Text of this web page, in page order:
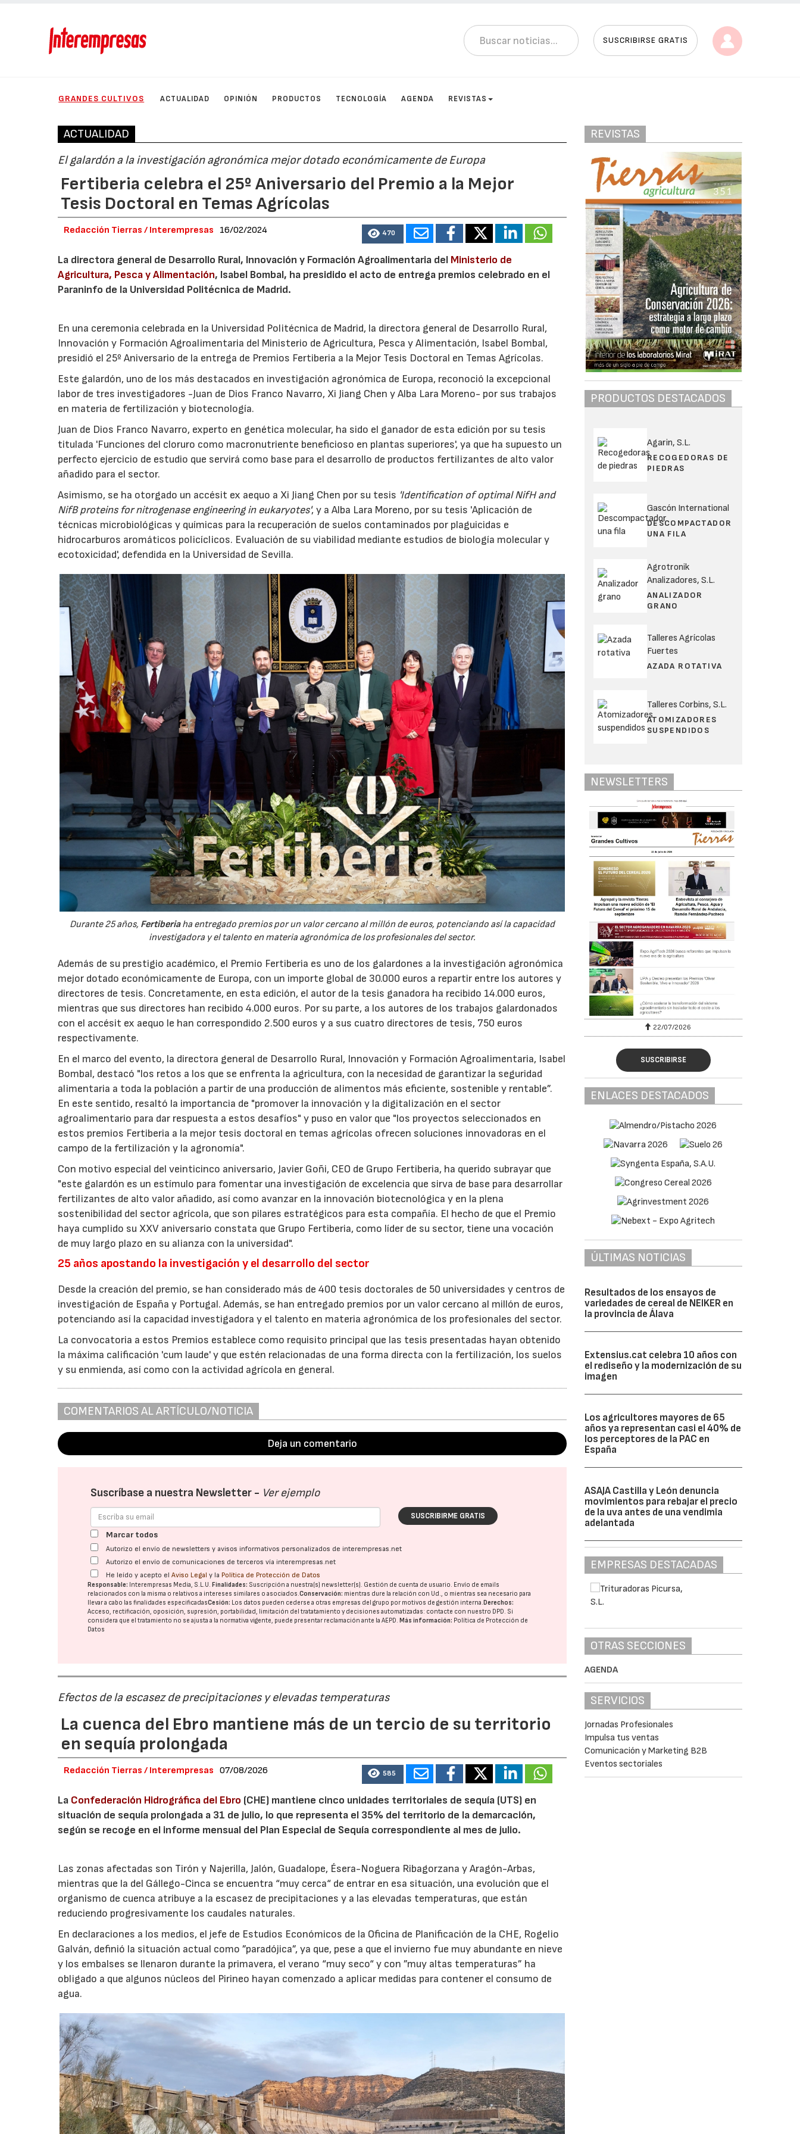
SUSCRIBIRSE GRATIS
GRANDES CULTIVOS ACTUALIDAD OPINIÓN PRODUCTOS TECNOLOGÍA AGENDA REVISTAS
ACTUALIDAD
El galardón a la investigación agronómica mejor dotado económicamente de Europa
Fertiberia celebra el 25º Aniversario del Premio a la Mejor
Tesis Doctoral en Temas Agrícolas
Redacción Tierras / Interempresas 16/02/2024 470
La directora general de Desarrollo Rural, Innovación y Formación Agroalimentaria del Ministerio de
Agricultura, Pesca y Alimentación, Isabel Bombal, ha presidido el acto de entrega premios celebrado en el
Paraninfo de la Universidad Politécnica de Madrid.
En una ceremonia celebrada en la Universidad Politécnica de Madrid, la directora general de Desarrollo Rural,
Innovación y Formación Agroalimentaria del Ministerio de Agricultura, Pesca y Alimentación, Isabel Bombal,
presidió el 25º Aniversario de la entrega de Premios Fertiberia a la Mejor Tesis Doctoral en Temas Agrícolas.
Este galardón, uno de los más destacados en investigación agronómica de Europa, reconoció la excepcional
labor de tres investigadores -Juan de Dios Franco Navarro, Xi Jiang Chen y Alba Lara Moreno- por sus trabajos
en materia de fertilización y biotecnología.
Juan de Dios Franco Navarro, experto en genética molecular, ha sido el ganador de esta edición por su tesis
titulada 'Funciones del cloruro como macronutriente beneficioso en plantas superiores', ya que ha supuesto un
perfecto ejercicio de estudio que servirá como base para el desarrollo de productos fertilizantes de alto valor
añadido para el sector.
Asimismo, se ha otorgado un accésit ex aequo a Xi Jiang Chen por su tesis 'Identification of optimal NifH and
NifB proteins for nitrogenase engineering in eukaryotes', y a Alba Lara Moreno, por su tesis 'Aplicación de
técnicas microbiológicas y químicas para la recuperación de suelos contaminados por plaguicidas e
hidrocarburos aromáticos policíclicos. Evaluación de su viabilidad mediante estudios de biología molecular y
ecotoxicidad', defendida en la Universidad de Sevilla.
Durante 25 años, Fertiberiaha entregado premios por un valor cercano al millón de euros, potenciando así la capacidad
investigadora y el talento en materia agronómica de los profesionales del sector.
Además de su prestigio académico, el Premio Fertiberia es uno de los galardones a la investigación agronómica
mejor dotado económicamente de Europa, con un importe global de 30.000 euros a repartir entre los autores y
directores de tesis. Concretamente, en esta edición, el autor de la tesis ganadora ha recibido 14.000 euros,
mientras que sus directores han recibido 4.000 euros. Por su parte, a los autores de los trabajos galardonados
con el accésit ex aequo le han correspondido 2.500 euros y a sus cuatro directores de tesis, 750 euros
respectivamente.
En el marco del evento, la directora general de Desarrollo Rural, Innovación y Formación Agroalimentaria, Isabel
Bombal, destacó "los retos a los que se enfrenta la agricultura, con la necesidad de garantizar la seguridad
alimentaria a toda la población a partir de una producción de alimentos más eficiente, sostenible y rentable”.
En este sentido, resaltó la importancia de "promover la innovación y la digitalización en el sector
agroalimentario para dar respuesta a estos desafíos" y puso en valor que "los proyectos seleccionados en
estos premios Fertiberia a la mejor tesis doctoral en temas agrícolas ofrecen soluciones innovadoras en el
campo de la fertilización y la agronomía".
Con motivo especial del veinticinco aniversario, Javier Goñi, CEO de Grupo Fertiberia, ha querido subrayar que
"este galardón es un estímulo para fomentar una investigación de excelencia que sirva de base para desarrollar
fertilizantes de alto valor añadido, así como avanzar en la innovación biotecnológica y en la plena
sostenibilidad del sector agrícola, que son pilares estratégicos para esta compañía. El hecho de que el Premio
haya cumplido su XXV aniversario constata que Grupo Fertiberia, como líder de su sector, tiene una vocación
de muy largo plazo en su alianza con la universidad".
25 años apostando la investigación y el desarrollo del sector
Desde la creación del premio, se han considerado más de 400 tesis doctorales de 50 universidades y centros de
investigación de España y Portugal. Además, se han entregado premios por un valor cercano al millón de euros,
potenciando así la capacidad investigadora y el talento en materia agronómica de los profesionales del sector.
La convocatoria a estos Premios establece como requisito principal que las tesis presentadas hayan obtenido
la máxima calificación 'cum laude' y que estén relacionadas de una forma directa con la fertilización, los suelos
y su enmienda, así como con la actividad agrícola en general.
COMENTARIOS AL ARTÍCULO/NOTICIA
Deja un comentario
Suscríbase a nuestra Newsletter - Ver ejemplo
SUSCRIBIRME GRATIS
Marcar todos
Autorizo el envío de newsletters y avisos informativos personalizados de interempresas.net
Autorizo el envío de comunicaciones de terceros vía interempresas.net
He leído y acepto elAviso Legal y la Política de Protección de Datos
Responsable: Interempresas Media, S.L.U.Finalidades: Suscripción a nuestra(s) newsletter(s). Gestión de cuenta de usuario. Envío de emails
relacionados con la misma o relativos a intereses similares o asociados.Conservación: mientras dure la relación con Ud., o mientras sea necesario para
llevar a cabo las finalidades especificadasCesión: Los datos pueden cederse a otras empresas del grupo por motivos de gestión interna.Derechos:
Acceso, rectificación, oposición, supresión, portabilidad, limitación del tratatamiento y decisiones automatizadas: contacte con nuestro DPD . Si
considera que el tratamiento no se ajusta a la normativa vigente, puede presentar reclamación ante laAEPD .Más información: Política de Protección de
Datos
Efectos de la escasez de precipitaciones y elevadas temperaturas
La cuenca del Ebro mantiene más de un tercio de su territorio
en sequía prolongada
Redacción Tierras / Interempresas 07/08/2026 585
La Confederación Hidrográfica del Ebro (CHE) mantiene cinco unidades territoriales de sequía (UTS) en
situación de sequía prolongada a 31 de julio, lo que representa el 35% del territorio de la demarcación,
según se recoge en el informe mensual del Plan Especial de Sequía correspondiente al mes de julio.
Las zonas afectadas son Tirón y Najerilla, Jalón, Guadalope, Ésera-Noguera Ribagorzana y Aragón-Arbas,
mientras que la del Gállego-Cinca se encuentra “muy cerca“ de entrar en esa situación, una evolución que el
organismo de cuenca atribuye a la escasez de precipitaciones y a las elevadas temperaturas, que están
reduciendo progresivamente los caudales naturales.
En declaraciones a los medios, el jefe de Estudios Económicos de la Oficina de Planificación de la CHE, Rogelio
Galván, definió la situación actual como ”paradójica”, ya que, pese a que el invierno fue muy abundante en nieve
y los embalses se llenaron durante la primavera, el verano “muy seco“ y con ”muy altas temperaturas” ha
obligado a que algunos núcleos del Pirineo hayan comenzado a aplicar medidas para contener el consumo de
agua.
REVISTAS
PRODUCTOS DESTACADOS
Agarin, S.L.
RECOGEDORAS DE
PIEDRAS
Gascón International
DESCOMPACTADOR
UNA FILA
Agrotronik
Analizadores, S.L.
ANALIZADOR
GRANO
Talleres Agrícolas
Fuertes
AZADA ROTATIVA
Talleres Corbins, S.L.
ATOMIZADORES
SUSPENDIDOS
NEWSLETTERS
22/07/2026 29/07/2026 22/07/2026
SUSCRIBIRSE
ENLACES DESTACADOS
ÚLTIMAS NOTICIAS
Resultados de los ensayos de
variedades de cereal de NEIKER en
la provincia de Álava
Extensius.cat celebra 10 años con
el rediseño y la modernización de su
imagen
Los agricultores mayores de 65
años ya representan casi el 40% de
los perceptores de la PAC en
España
ASAJA Castilla y León denuncia
movimientos para rebajar el precio
de la uva antes de una vendimia
adelantada
EMPRESAS DESTACADAS
OTRAS SECCIONES
AGENDA
SERVICIOS
Jornadas Profesionales
Impulsa tus ventas
Comunicación y Marketing B2B
Eventos sectoriales